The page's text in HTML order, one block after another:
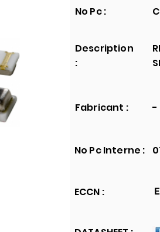
No Pc :
Description
:
Fabricant :
No Pc Interne :
ECCN :
-